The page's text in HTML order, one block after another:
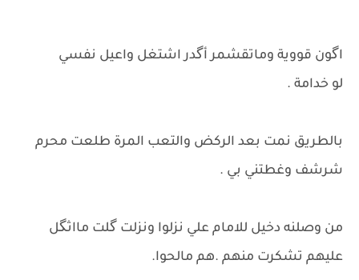
اگون قووية وماتقشمر أگدر اشتغل واعيل نفسي
لو خدامة .
بالطريق نمت بعد الركض والتعب المرة طلعت محرم
شرشف وغطتني بي .
من وصلنه دخيل للامام علي نزلوا ونزلت گلت مااثگل
عليهم تشكرت منهم .هم مالحوا.